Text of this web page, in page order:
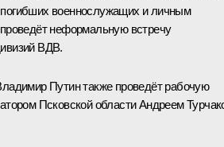
военнослужащих и личным
неформальную встречу
ВДВ.
Путин также проведёт рабочую
Псковской области Андреем